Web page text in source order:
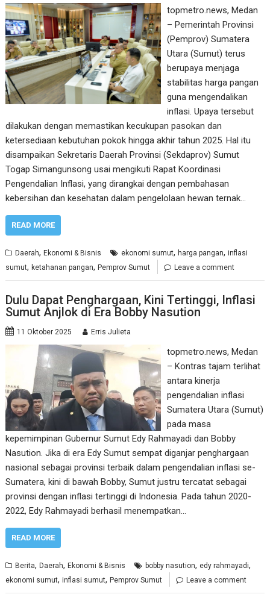
topmetro.news, Medan
– Pemerintah Provinsi
(Pemprov) Sumatera
Utara (Sumut) terus
berupaya menjaga
stabilitas harga pangan
guna mengendalikan
inflasi. Upaya tersebut
dilakukan dengan memastikan kecukupan pasokan dan
ketersediaan kebutuhan pokok hingga akhir tahun 2025. Hal itu
disampaikan Sekretaris Daerah Provinsi (Sekdaprov) Sumut
Togap Simangunsong usai mengikuti Rapat Koordinasi
Pengendalian Inflasi, yang dirangkai dengan pembahasan
kebersihan dan kesehatan dalam pengelolaan hewan ternak…
READ MORE
Daerah,Ekonomi & Bisnis ekonomi sumut,harga pangan,inflasi
sumut,ketahanan pangan,Pemprov Sumut Leave a comment
Dulu Dapat Penghargaan, Kini Tertinggi, Inflasi
Sumut Anjlok di Era Bobby Nasution
11 Oktober 2025 Erris Julieta
topmetro.news, Medan
– Kontras tajam terlihat
antara kinerja
pengendalian inflasi
Sumatera Utara (Sumut)
pada masa
kepemimpinan Gubernur Sumut Edy Rahmayadi dan Bobby
Nasution. Jika di era Edy Sumut sempat diganjar penghargaan
nasional sebagai provinsi terbaik dalam pengendalian inflasi se-
Sumatera, kini di bawah Bobby, Sumut justru tercatat sebagai
provinsi dengan inflasi tertinggi di Indonesia. Pada tahun 2020-
2022, Edy Rahmayadi berhasil menempatkan…
READ MORE
Berita,Daerah,Ekonomi & Bisnis bobby nasution, edy rahmayadi,
ekonomi sumut,inflasi sumut,Pemprov Sumut Leave a comment